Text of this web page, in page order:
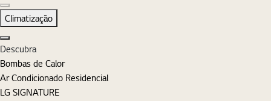
Diapositivo seguinte
Climatização
Fechar
Descubra
Bombas de Calor
Ar Condicionado Residencial
LG SIGNATURE